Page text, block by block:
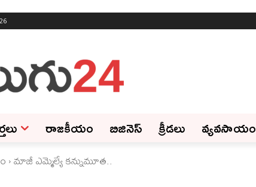
రాజకీయం బిజినెస్‌ క్రీడలు వ్యవసాయం
మాజీ ఎమ్మెల్యే కన్నుమూత..